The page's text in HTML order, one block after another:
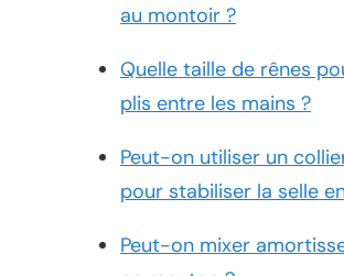
au montoir ?
Quelle taille de rênes
plis entre les mains ?
Peut-on utiliser un
pour stabiliser la selle
Peut-on mixer